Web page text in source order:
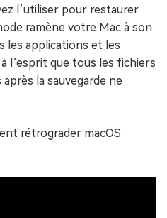
l’utiliser pour restaurer
ramène votre Mac à son
les applications et les
l’esprit que tous les fichiers
la sauvegarde ne
rétrograder macOS